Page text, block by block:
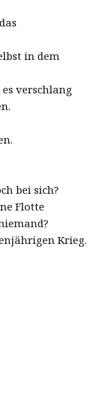
in dem
verschlang
bei sich?
Flotte
Krieg.